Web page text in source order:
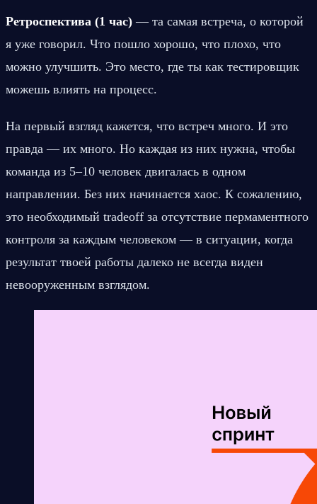
Ретроспектива (1 час) — та самая встреча, о которой
я уже говорил. Что пошло хорошо, что плохо, что
можно улучшить. Это место, где ты как тестировщик
можешь влиять на процесс.
На первый взгляд кажется, что встреч много. И это
правда — их много. Но каждая из них нужна, чтобы
команда из 5–10 человек двигалась в одном
направлении. Без них начинается хаос. К сожалению,
это необходимый tradeoff за отсутствие пермаментного
контроля за каждым человеком — в ситуации, когда
результат твоей работы далеко не всегда виден
невооруженным взглядом.